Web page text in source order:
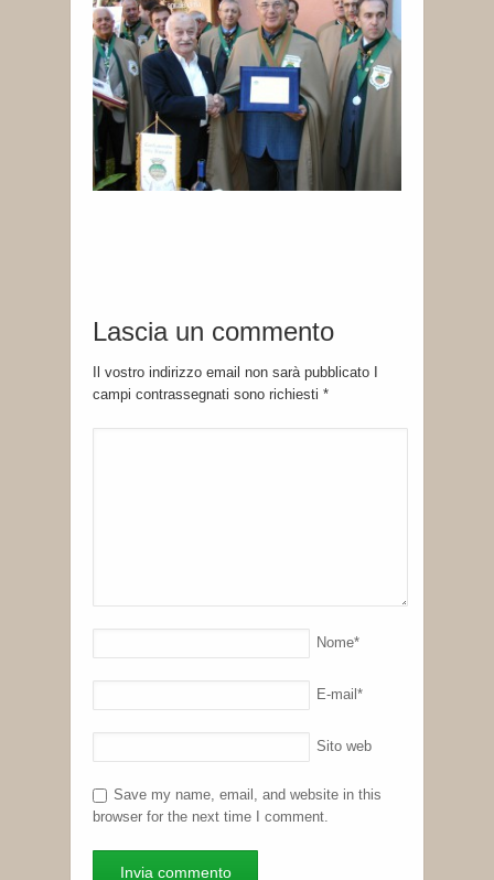
Lascia un commento
Il vostro indirizzo email non sarà pubblicato I
campi contrassegnati sono richiesti *
Nome*
E-mail *
Sito web
Save my name, email, and website in this
browser for the next time I comment.